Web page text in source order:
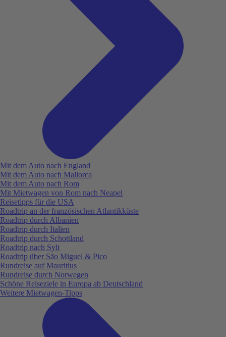
Mit dem Auto nach England
Mit dem Auto nach Mallorca
Mit dem Auto nach Rom
Mit Mietwagen von Rom nach Neapel
Reisetipps für die USA
Roadtrip an der französischen Atlantikküste
Roadtrip durch Albanien
Roadtrip durch Italien
Roadtrip durch Schottland
Roadtrip nach Sylt
Roadtrip über São Miguel & Pico
Rundreise auf Mauritius
Rundreise durch Norwegen
Schöne Reiseziele in Europa ab Deutschland
Weitere Mietwagen-Tipps